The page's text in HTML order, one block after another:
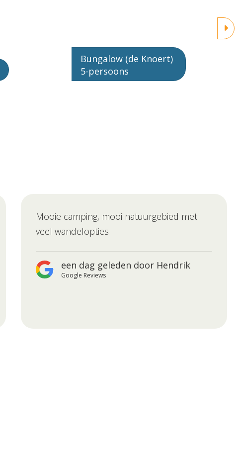
Bungalow (de Knoert)
5-persoons
Mooie camping, mooi natuurgebied met
veel wandelopties
een dag geleden door Hendrik
Google Reviews